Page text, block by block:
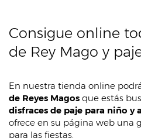
Consigue online
de Rey Mago y
En nuestra tienda online
de Reyes Magos que estás
disfraces de paje para niño y
ofrece en su página web una
para las fiestas.